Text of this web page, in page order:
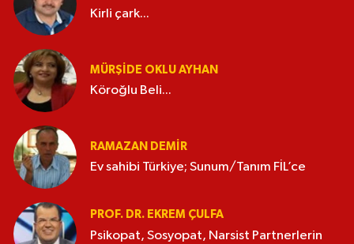
Kirli çark...
MÜRŞIDE OKLU AYHAN
Köroğlu Beli...
RAMAZAN DEMİR
Ev sahibi Türkiye; Sunum/Tanım FİL’ce
PROF. DR. EKREM ÇULFA
Psikopat, Sosyopat, Narsist Partnerlerin